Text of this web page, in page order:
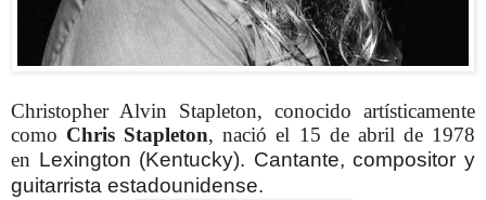
Christopher Alvin Stapleton, conocido artísticamente
como Chris Stapleton, nació el 15 de abril de 1978
en Lexington (Kentucky). Cantante, compositor y
guitarrista estadounidense.